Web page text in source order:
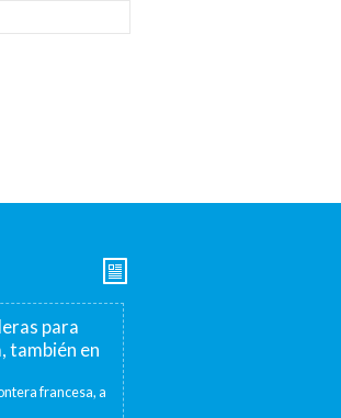
para
también en
francesa, a